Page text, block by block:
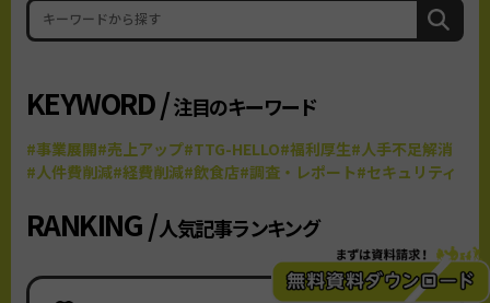
KEYWORD /注目のキーワード
#事業展開#売上アップ#TTG-HELLO#福利厚生#人手不足解消
#人件費削減#経費削減#飲食店#調査・レポート#セキュリティ
RANKING /人気記事ランキング